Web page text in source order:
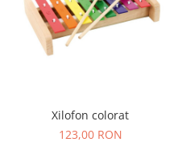
Xilofon colorat
123,00 RON